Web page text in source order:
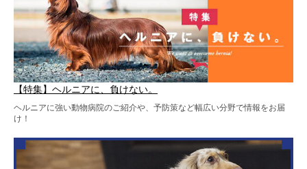
【特集】ヘルニアに、負けない。
ヘルニアに強い動物病院のご紹介や、予防策など幅広い分野で情報をお届
け！